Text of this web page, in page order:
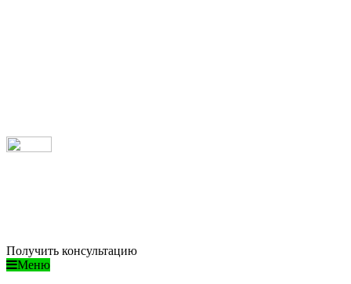
Получить консультацию
Меню